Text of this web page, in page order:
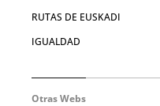
RUTAS DE EUSKADI
IGUALDAD
Otras Webs